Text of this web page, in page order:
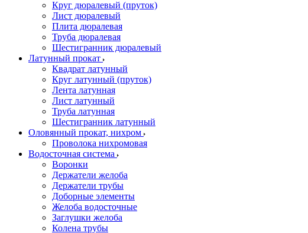
Круг дюралевый (пруток)
Лист дюралевый
Плита дюралевая
Труба дюралевая
Шестигранник дюралевый
Латунный прокат
Квадрат латунный
Круг латунный (пруток)
Лента латунная
Лист латунный
Труба латунная
Шестигранник латунный
Оловянный прокат, нихром
Проволока нихромовая
Водосточная система
Воронки
Держатели желоба
Держатели трубы
Доборные элементы
Желоба водосточные
Заглушки желоба
Колена трубы